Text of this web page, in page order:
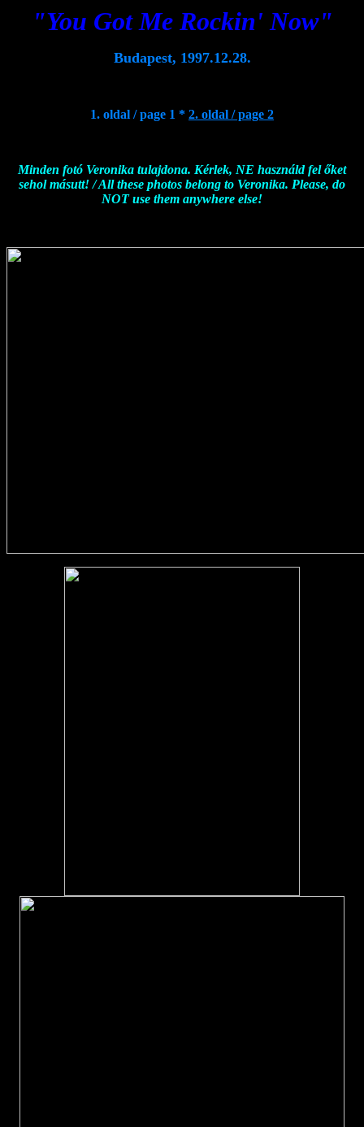
"You Got Me Rockin' Now"
Budapest, 1997.12.28.
1. oldal / page 1 * 2. oldal / page 2
Minden fotó Veronika tulajdona. Kérlek, NE használd fel őket
sehol másutt! / All these photos belong to Veronika. Please, do
NOT use them anywhere else!